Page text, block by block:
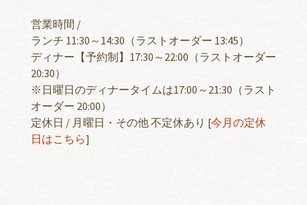
営業時間 /
ランチ 11:30～14:30（ラストオーダー 13:45）
ディナー【予約制】17:30～22:00（ラストオーダー
20:30）
※日曜日のディナータイムは17:00～21:30（ラスト
オーダー 20:00）
定休日 / 月曜日・その他 不定休あり [今月の定休
日はこちら]